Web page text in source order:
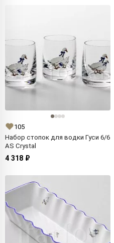
105
Набор стопок для водки Гуси 6/6
AS Crystal
4 318 ₽